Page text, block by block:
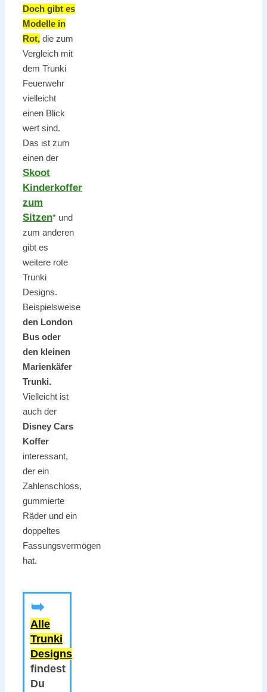
Doch gibt es
Modelle in
Rot, die zum
Vergleich mit
dem Trunki
Feuerwehr
vielleicht
einen Blick
wert sind.
Das ist zum
einen der
Skoot
Kinderkoffer
zum
Sitzen* und
zum anderen
gibt es
weitere rote
Trunki
Designs.
Beispielsweise
den London
Bus oder
den kleinen
Marienkäfer
Trunki.
Vielleicht ist
auch der
Disney Cars
Koffer
interessant,
der ein
Zahlenschloss,
gummierte
Räder und ein
doppeltes
Fassungsvermögen
hat.
➥
Alle
Trunki
Designs
findest
Du